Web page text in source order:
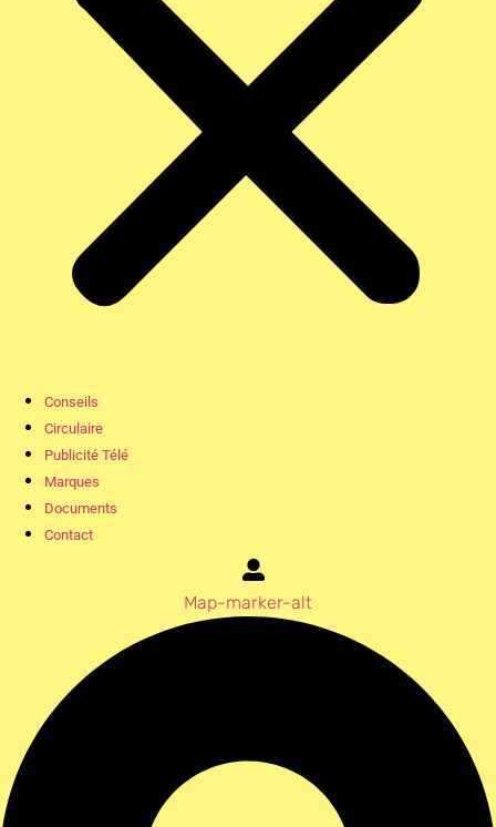
Conseils
Circulaire
Publicité Télé
Marques
Documents
Contact
Map-marker-alt